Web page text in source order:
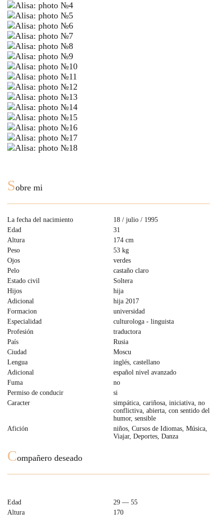
Sobre mi
La fecha del nacimiento
18 / julio / 1995
Edad
31
Altura
174 cm
Peso
53 kg
Ojos
verdes
Pelo
castaño claro
Estado civil
Soltera
Hijos
hija
Adicional
hija 2017
Formacion
universidad
Especialidad
culturologa - linguista
Profesión
traductora
País
Rusia
Ciudad
Moscu
Lengua
inglés, castellano
Adicional
español nivel avanzado
Fuma
no
Permiso de conducir
si
Caracter
simpática, cariñosa, iniciativa, no
conflictiva, abierta, con sentido del
humor, sensible
Afición
niños, Cursos de Idiomas, Música,
Viajar, Deportes, Danza
Compañero deseado
Edad
29 — 55
Altura
170